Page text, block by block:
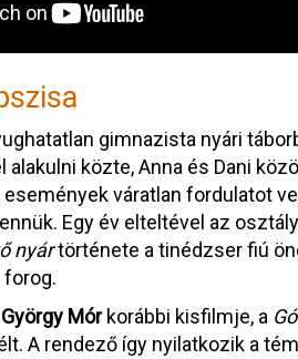
gimnazista nyári
alakulni közte, Anna és Dani
váratlan fordulatot
Egy év elteltével az
nyártörténete a tinédzser fiú
Mórkorábbi kisfilmje, a
A rendező így nyilatkozik a